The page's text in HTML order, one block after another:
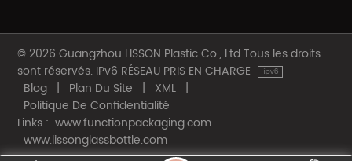
© 2026 Guangzhou LISSON Plastic Co., Ltd Tous les droits
sont réservés. IPv6 RÉSEAU PRIS EN CHARGE
Blog | Plan Du Site | XML |
Politique De Confidentialité
Links : www.functionpackaging.com
www.lissonglassbottle.com